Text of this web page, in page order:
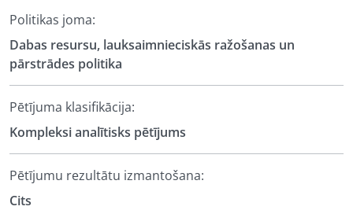
Politikas joma:
Dabas resursu, lauksaimnieciskās ražošanas un
pārstrādes politika
Pētījuma klasifikācija:
Kompleksi analītisks pētījums
Pētījumu rezultātu izmantošana:
Cits